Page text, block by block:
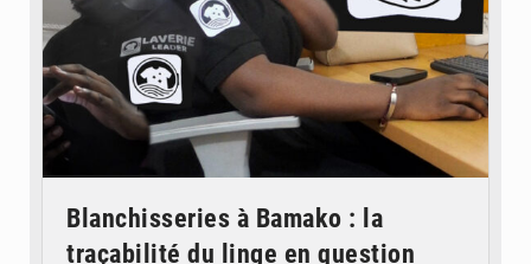
Blanchisseries à Bamako : la
traçabilité du linge en question